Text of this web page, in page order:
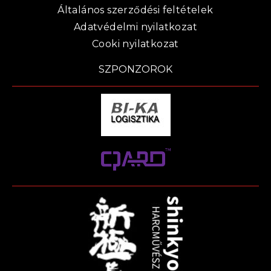
Általános szerződési feltételek
Adatvédelmi nyilatkozat
Cooki nyilatkozat
SZPONZOROK